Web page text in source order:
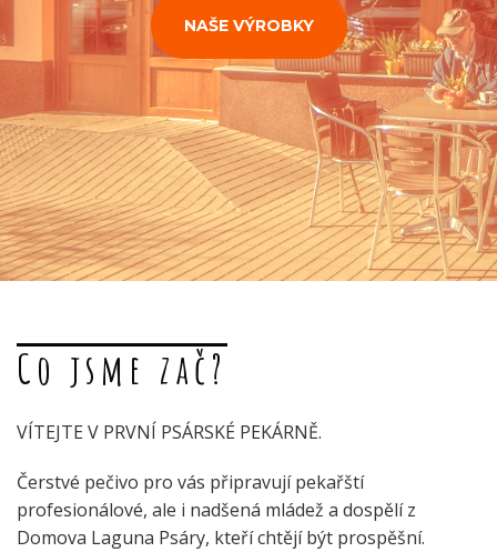
NAŠE VÝROBKY
Co jsme zač?
VÍTEJTE V PRVNÍ PSÁRSKÉ PEKÁRNĚ.
Čerstvé pečivo pro vás připravují pekařští
profesionálové, ale i nadšená mládež a dospělí z
Domova Laguna Psáry, kteří chtějí být prospěšní.